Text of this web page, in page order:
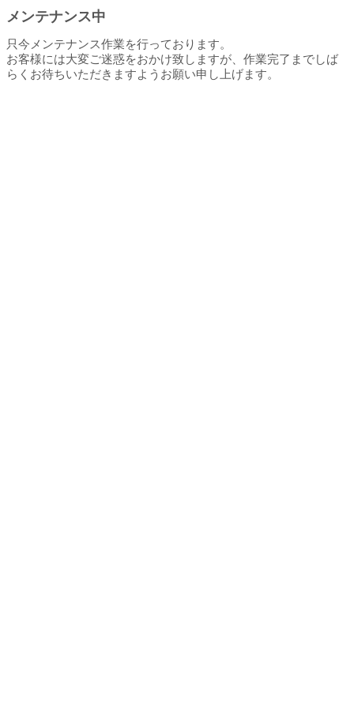
メンテナンス中
只今メンテナンス作業を行っております。
お客様には大変ご迷惑をおかけ致しますが、作業完了までしば
らくお待ちいただきますようお願い申し上げます。